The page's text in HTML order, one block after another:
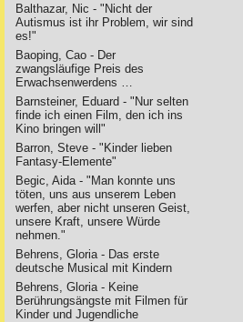
Balthazar, Nic - "Nicht der
Autismus ist ihr Problem, wir sind
es!"
Baoping, Cao - Der
zwangsläufige Preis des
Erwachsenwerdens …
Barnsteiner, Eduard - "Nur selten
finde ich einen Film, den ich ins
Kino bringen will"
Barron, Steve - "Kinder lieben
Fantasy-Elemente"
Begic, Aida - "Man konnte uns
töten, uns aus unserem Leben
werfen, aber nicht unseren Geist,
unsere Kraft, unsere Würde
nehmen."
Behrens, Gloria - Das erste
deutsche Musical mit Kindern
Behrens, Gloria - Keine
Berührungsängste mit Filmen für
Kinder und Jugendliche